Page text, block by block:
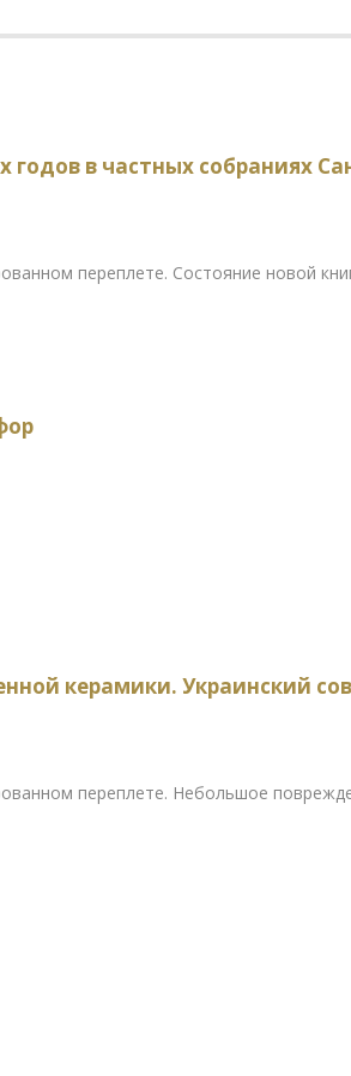
годов в частных собраниях
переплете. Состояние новой
керамики. Украинский
переплете. Небольшое